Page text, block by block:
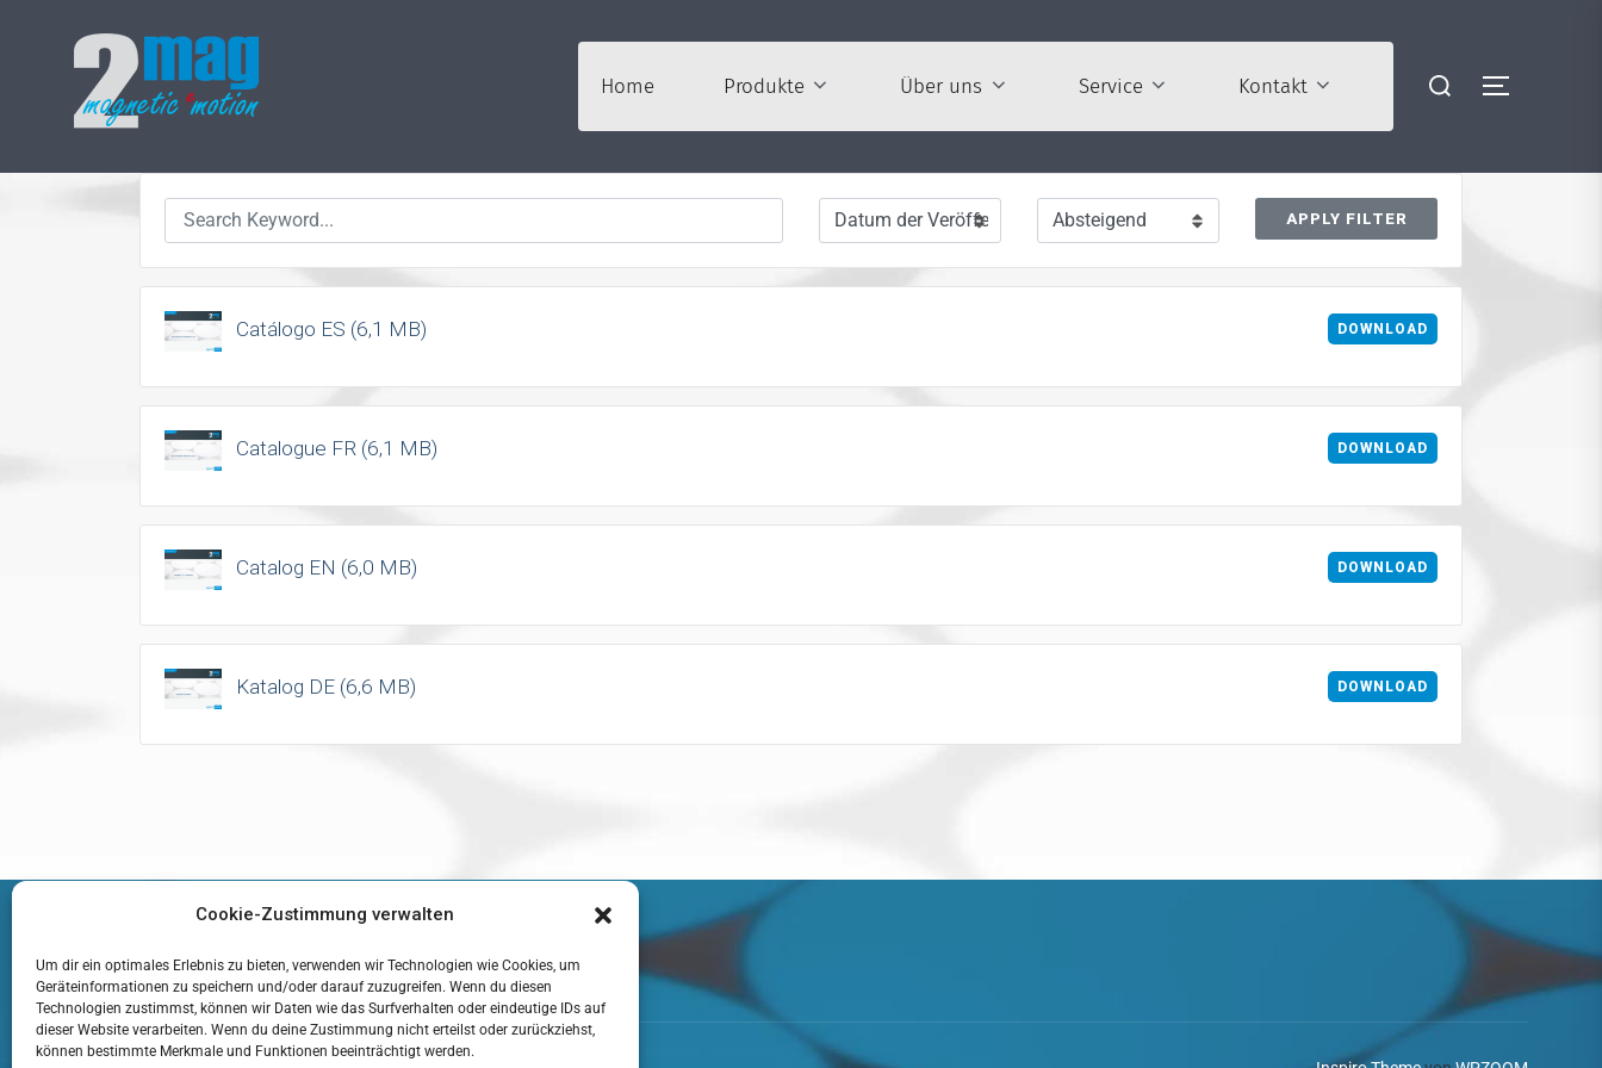
Cookie-Zustimmung verwalten
Um dir ein optimales Erlebnis zu bieten, verwenden wir Technologien wie Cookies, um
Geräteinformationen zu speichern und/oder darauf zuzugreifen. Wenn du diesen
Technologien zustimmst, können wir Daten wie das Surfverhalten oder eindeutige IDs auf
dieser Website verarbeiten. Wenn du deine Zustimmung nicht erteilst oder zurückziehst,
können bestimmte Merkmale und Funktionen beeinträchtigt werden.
Home Produkte Über uns Service Kontakt
Suchen
APPLY FILTER
Catálogo ES (6,1 MB) DOWNLOAD
Catalogue FR (6,1 MB) DOWNLOAD
Catalog EN (6,0 MB) DOWNLOAD
Katalog DE (6,6 MB) DOWNLOAD
Impressum